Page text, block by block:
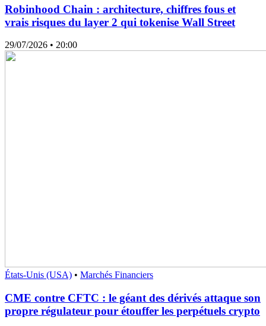
Robinhood Chain : architecture, chiffres fous et
vrais risques du layer 2 qui tokenise Wall Street
29/07/2026 • 20:00
États-Unis (USA) • Marchés Financiers
CME contre CFTC : le géant des dérivés attaque son
propre régulateur pour étouffer les perpétuels crypto